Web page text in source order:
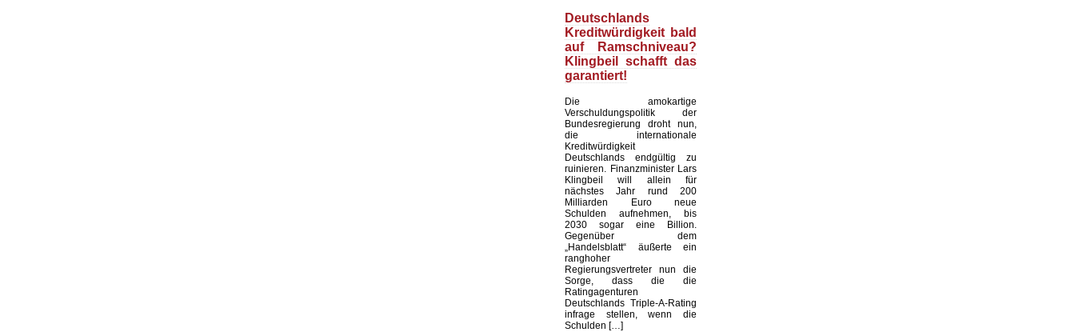
Deutschlands
Kreditwürdigkeit bald
auf Ramschniveau?
Klingbeil schafft das
garantiert!
Die amokartige
Verschuldungspolitik der
Bundesregierung droht nun,
die internationale
Kreditwürdigkeit
Deutschlands endgültig zu
ruinieren. Finanzminister Lars
Klingbeil will allein für
nächstes Jahr rund 200
Milliarden Euro neue
Schulden aufnehmen, bis
2030 sogar eine Billion.
Gegenüber dem
„Handelsblatt“ äußerte ein
ranghoher
Regierungsvertreter nun die
Sorge, dass die die
Ratingagenturen
Deutschlands Triple-A-Rating
infrage stellen, wenn die
Schulden […]